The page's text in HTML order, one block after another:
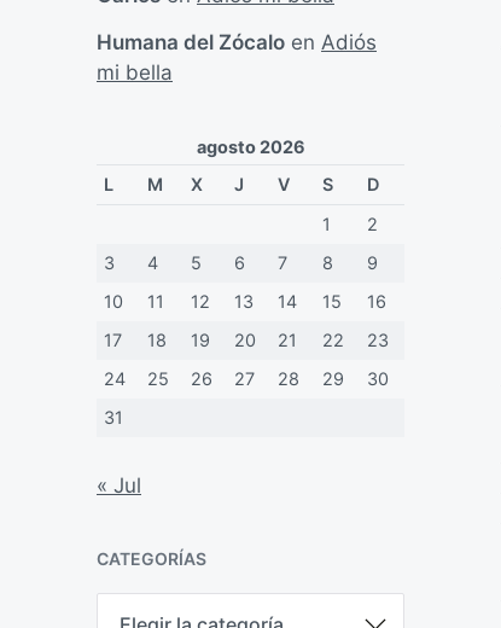
Humana del Zócalo en Adiós
mi bella
agosto 2026
L
M X J V S
D
1
2
3
4 5 6 7 8
9
10
11 12 13 14 15
16
17
18 19 20 21 22
23
24
25 26 27 28 29
30
31
« Jul
CATEGORÍAS